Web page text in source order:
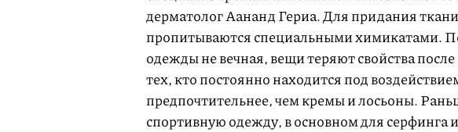
дерматолог Аананд Гериа. Для придания
пропитываются специальными химикатами.
одежды не вечная, вещи теряют свойства
тех, кто постоянно находится под
предпочтительнее, чем кремы и лосьоны.
спортивную одежду, в основном для серфинга